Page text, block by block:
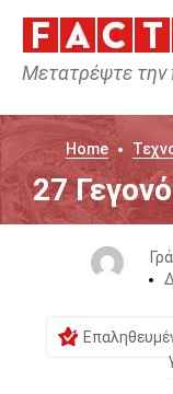
Μετατρέψτε την
Home
27